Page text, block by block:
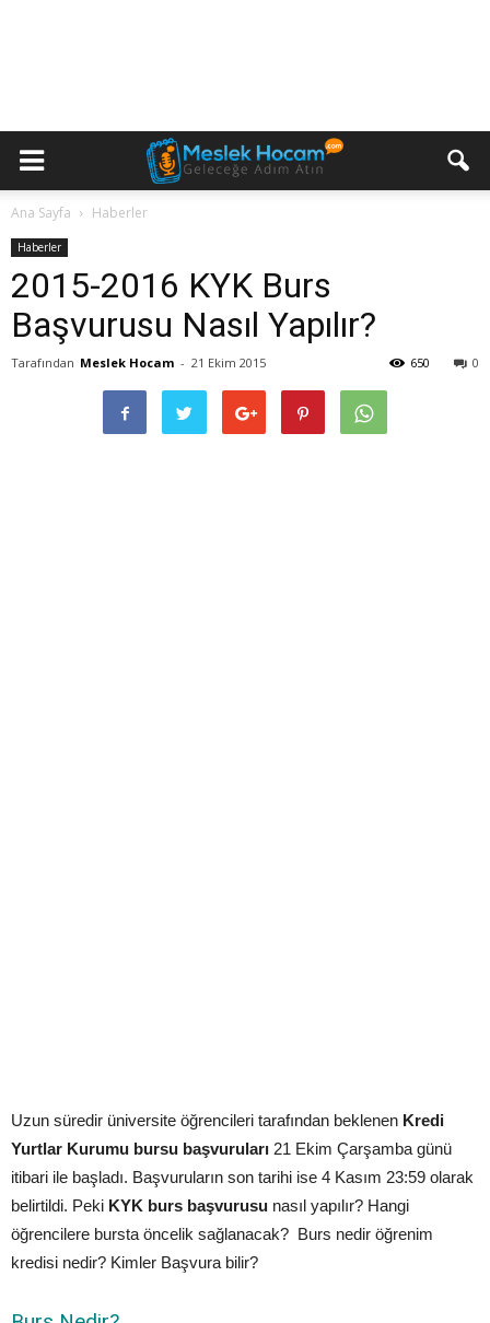
Ana Sayfa Haberler
Haberler
2015-2016 KYK Burs
Başvurusu Nasıl Yapılır?
Tarafından Meslek Hocam - 21 Ekim 2015 0
650
Uzun süredir üniversite öğrencileri tarafından beklenen Kredi
Yurtlar Kurumu bursu başvuruları 21 Ekim Çarşamba günü
itibari ile başladı. Başvuruların son tarihi ise 4 Kasım 23:59 olarak
belirtildi. Peki KYK burs başvurusu nasıl yapılır? Hangi
öğrencilere bursta öncelik sağlanacak? Burs nedir öğrenim
kredisi nedir? Kimler Başvura bilir?